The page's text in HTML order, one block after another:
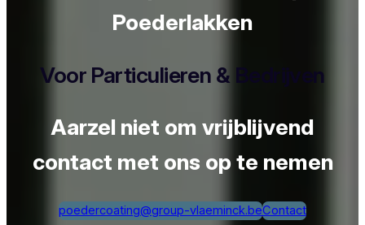
Poederlakken
Voor Particulieren & Bedrijven
Aarzel niet om vrijblijvend
contact met ons op te nemen
poedercoating@group-vlaeminck.beContact